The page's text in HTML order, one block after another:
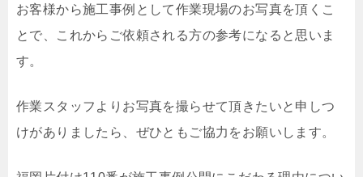
お客様から施工事例として作業現場のお写真を頂くこ
とで、これからご依頼される方の参考になると思いま
す。
作業スタッフよりお写真を撮らせて頂きたいと申しつ
けがありましたら、ぜひともご協力をお願いします。